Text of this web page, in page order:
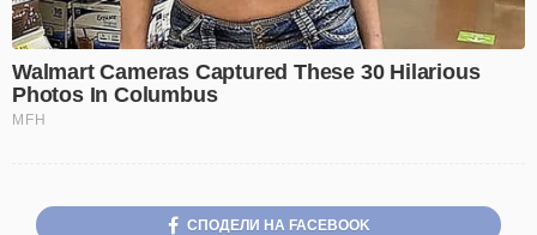
СПОДЕЛИ НА FACEBOOK